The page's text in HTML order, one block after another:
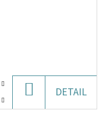
KOŠÍKU
DETAIL